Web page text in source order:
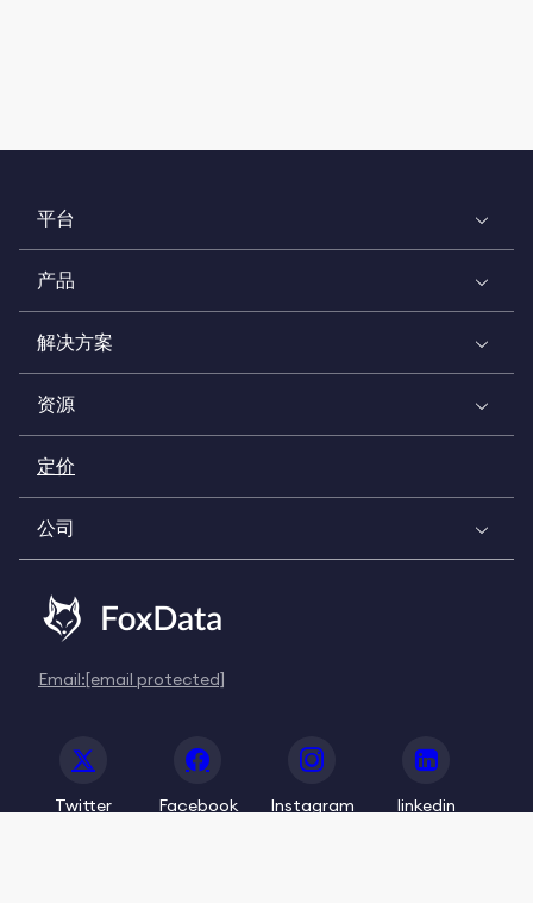
平台
产品
解决方案
资源
定价
公司
Email:[email protected]
Twitter Facebook Instagram linkedin